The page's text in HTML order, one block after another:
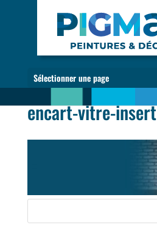
Sélectionner une page
encart-vitre-insert